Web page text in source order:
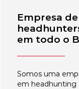
Empresa de
em todo o
Somos uma
em headhunting